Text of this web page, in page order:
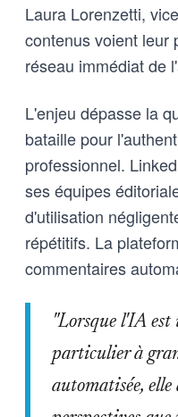
Laura Lorenzetti,
contenus voient leur
réseau immédiat de
L'enjeu dépasse la
bataille pour
professionnel.
ses équipes
d'utilisation
répétitifs. La
commentaires
"Lorsque l'IA est
particulier à
automatisée, elle